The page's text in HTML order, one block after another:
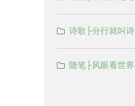
诗歌├分行就叫诗
随笔├风眼看世界